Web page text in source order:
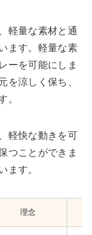
軽量な素材と通
ます。軽量な素
ーを可能にしま
を涼しく保ち、
。
軽快な動きを可
つことができま
ます。
理念